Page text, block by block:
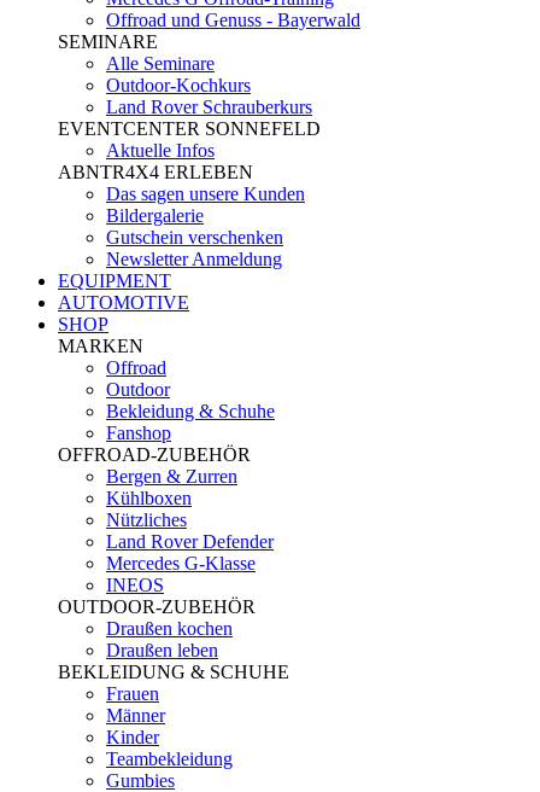
Offroad und Genuss - Bayerwald
SEMINARE
Alle Seminare
Outdoor-Kochkurs
Land Rover Schrauberkurs
EVENTCENTER SONNEFELD
Aktuelle Infos
ABNTR4X4 ERLEBEN
Das sagen unsere Kunden
Bildergalerie
Gutschein verschenken
Newsletter Anmeldung
EQUIPMENT
AUTOMOTIVE
SHOP
MARKEN
Offroad
Outdoor
Bekleidung & Schuhe
Fanshop
OFFROAD-ZUBEHÖR
Bergen & Zurren
Kühlboxen
Nützliches
Land Rover Defender
Mercedes G-Klasse
INEOS
OUTDOOR-ZUBEHÖR
Draußen kochen
Draußen leben
BEKLEIDUNG & SCHUHE
Frauen
Männer
Kinder
Teambekleidung
Gumbies